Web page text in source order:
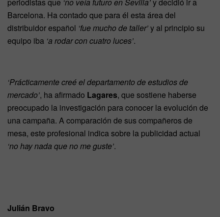
Barcelona. Ha contado que para él esta área del
distribuidor español ‘fue mucho de taller’y al principio su
equipo iba ‘a rodar con cuatro luces’.
‘Prácticamente creé el departamento de estudios de
mercado’, ha afirmado Lagares, que sostiene haberse
preocupado la investigación para conocer la evolución de
una campaña. A comparación de sus compañeros de
mesa, este profesional indica sobre la publicidad actual
‘no hay nada que no me guste’.
Julián Bravo